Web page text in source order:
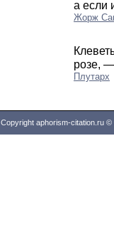
а если
Жорж
розе,
Плутарх
Copyright aphorism-citation.ru ©